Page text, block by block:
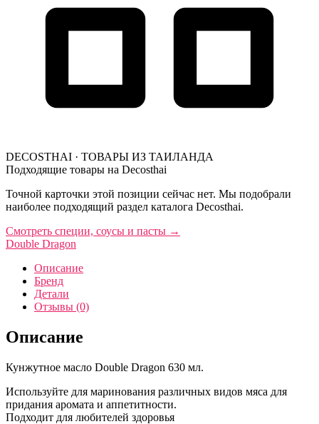
DECOSTHAI · ТОВАРЫ ИЗ ТАИЛАНДА
Подходящие товары на Decosthai
Точной карточки этой позиции сейчас нет. Мы подобрали
наиболее подходящий раздел каталога Decosthai.
Смотреть специи, соусы и пасты →
Double Dragon
Описание
Бренд
Детали
Отзывы (0)
Описание
Кунжутное масло Double Dragon 630 мл.
Используйте для маринования различных видов мяса для
придания аромата и аппетитности.
Подходит для любителей здоровья